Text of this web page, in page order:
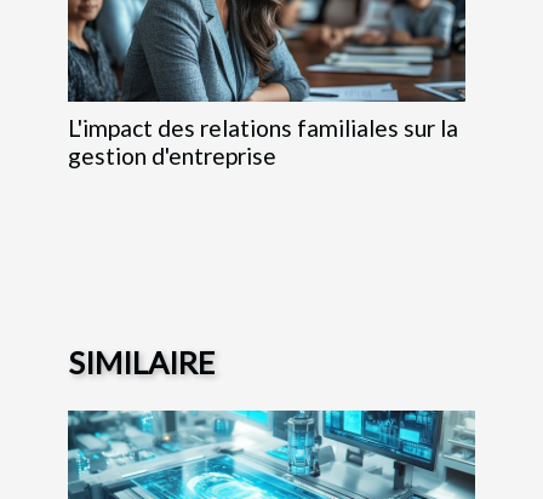
L'impact des relations familiales sur la
gestion d'entreprise
SIMILAIRE